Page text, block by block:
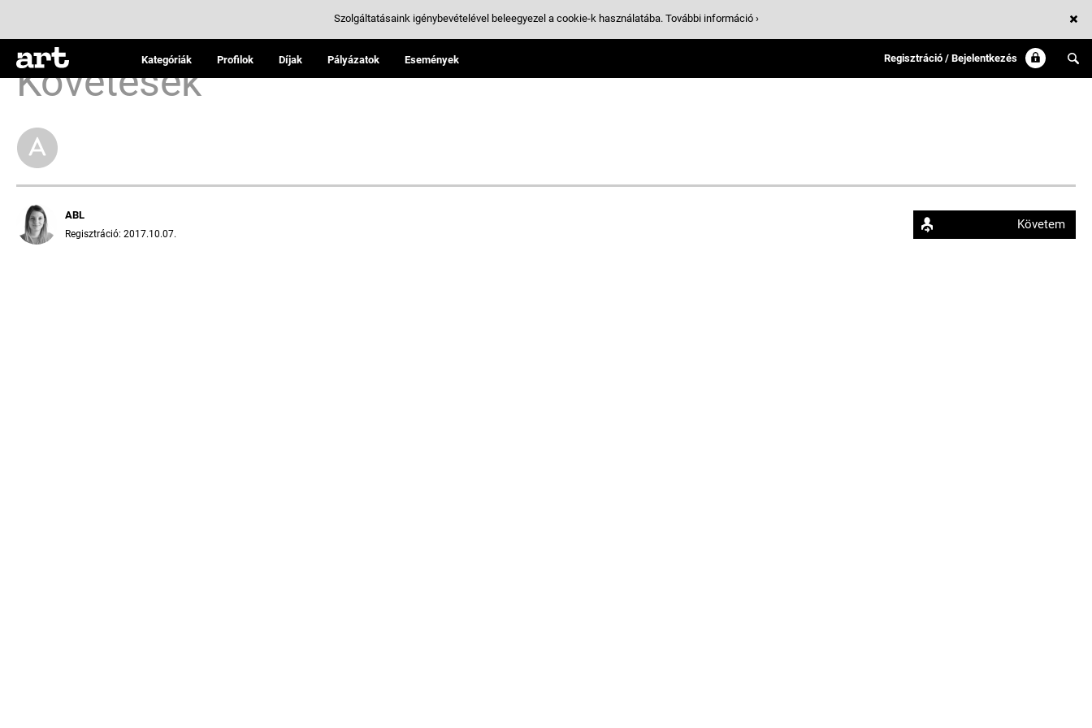
Kategóriák Profilok Díjak Pályázatok Események Regisztráció / Bejelentkezés
Követések
ABL
Regisztráció: 2017.10.07.
Követem
Szolgáltatásaink igénybevételével beleegyezel a cookie-k használatába. További információ ›